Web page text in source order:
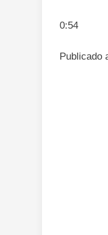
0:54
Publicado